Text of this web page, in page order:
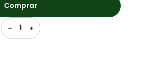
1
Comprar